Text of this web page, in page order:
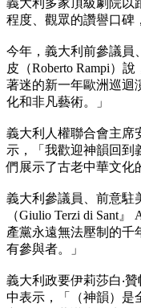
程度、觀眾的讚譽口碑
今年，義大利前參議員
皮（Roberto Rampi）
著迷的新一年歐洲巡迴
化和非凡藝術。」
義大利人權聯合會主席
示，「我歡迎神韻回到
們展示了古老中華文化
義大利參議員、前意駐
（Giulio Terzi di Sant
產黨永遠無法壓制的千
有參與者。」
義大利政要伊莉莎白‧贊
中表示，「（神韻）是